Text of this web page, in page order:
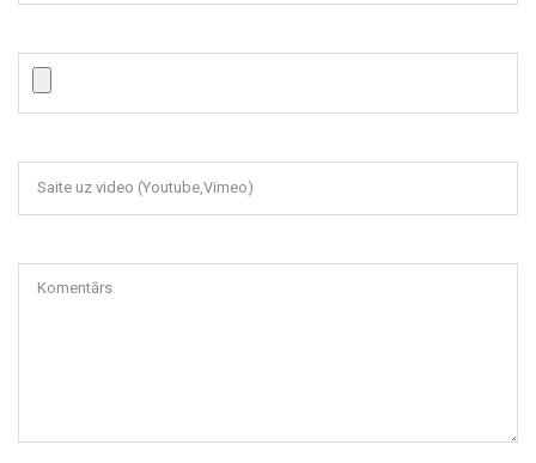
Saite uz video (Youtube,Vimeo)
Komentārs